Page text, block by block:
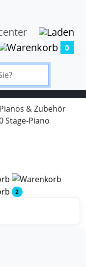
0
& Zubehör
Stage-Piano
2